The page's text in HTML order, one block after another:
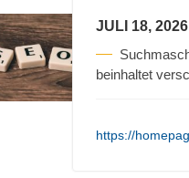
JULI 18, 2026
beinhaltet
https://